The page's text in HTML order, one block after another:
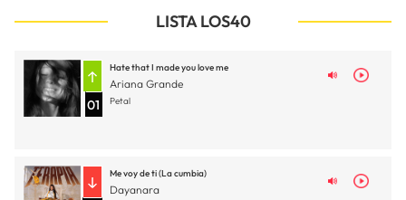
LISTA LOS40
01
Hate that I made you love me
Ariana Grande
Petal
Me voy de ti (La cumbia)
Dayanara